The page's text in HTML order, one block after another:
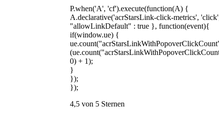
P.when('A', 'cf').execute(function(A) {
A.declarative('acrStarsLink-click-metrics',
"allowLinkDefault" : true }, function(event){
if(window.ue) {
0) + 1);
}
});
});
4,5 von 5 Sternen